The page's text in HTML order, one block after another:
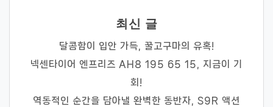
최신 글
달콤함이 입안 가득, 꿀고구마의 유혹!
넥센타이어 엔프리즈 AH8 195 65 15, 지금이 기
회!
역동적인 순간을 담아낼 완벽한 동반자, S9R 액션